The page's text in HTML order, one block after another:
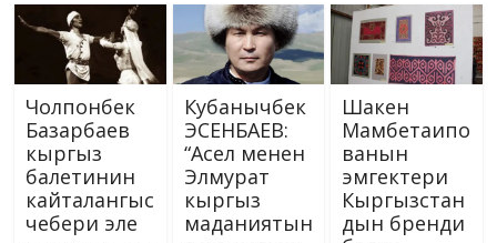
Чолпонбек
Базарбаев
кыргыз
балетинин
кайталангыс
чебери эле
Кубанычбек
ЭСЕНБАЕВ:
“Асел менен
Элмурат
кыргыз
маданиятын
Шакен
Мамбетаипо
ванын
эмгектери
Кыргызстан
дын бренди